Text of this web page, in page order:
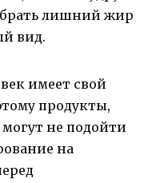
лишний жир
вид.
имеет свой
продукты,
не подойти
на